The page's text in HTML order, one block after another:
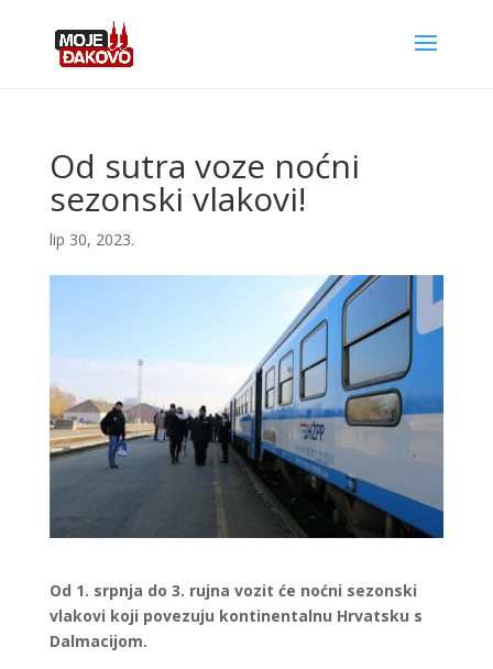
Od sutra voze noćni
sezonski vlakovi!
lip 30, 2023.
Od 1. srpnja do 3. rujna vozit će noćni sezonski
vlakovi koji povezuju kontinentalnu Hrvatsku s
Dalmacijom.